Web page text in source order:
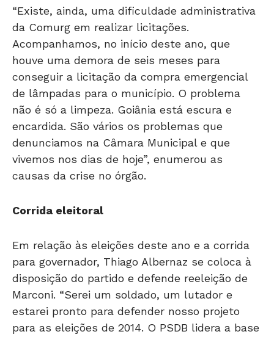
“Existe, ainda, uma dificuldade administrativa
da Comurg em realizar licitações.
Acompanhamos, no início deste ano, que
houve uma demora de seis meses para
conseguir a licitação da compra emergencial
de lâmpadas para o município. O problema
não é só a limpeza. Goiânia está escura e
encardida. São vários os problemas que
denunciamos na Câmara Municipal e que
vivemos nos dias de hoje”, enumerou as
causas da crise no órgão.
Corrida eleitoral
Em relação às eleições deste ano e a corrida
para governador, Thiago Albernaz se coloca à
disposição do partido e defende reeleição de
Marconi. “Serei um soldado, um lutador e
estarei pronto para defender nosso projeto
para as eleições de 2014. O PSDB lidera a base